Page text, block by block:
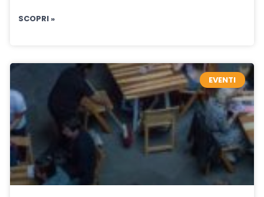
SCOPRI »
EVENTI